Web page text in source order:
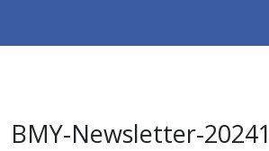
BMY-Newsletter-